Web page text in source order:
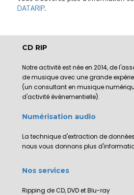
DATARIP.
CD RIP
Notre activité est née en 2014, de
de musique avec une grande
(un consultant en musique
d'activité événementielle).
Numérisation audio
La technique d'extraction de
nous vous donnons plus
Nos services
Ripping de CD, DVD et Blu-ray